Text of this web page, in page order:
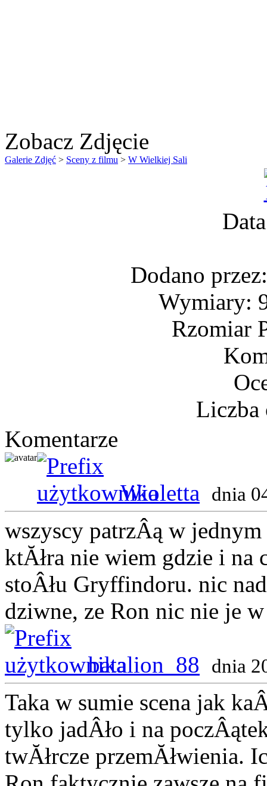
Zobacz Zdjęcie
Galerie Zdjęć > Sceny z filmu > W Wielkiej Sali
Dodano
Wymiary:
Rzomiar
Liczba
Komentarze
Wioletta dnia
wszyscy patrzÂą w
ktĂłra nie wiem gdzie i na
stoÂłu Gryffindoru. nic
dziwne, ze Ron nic nie je
batalion_88 dnia
Taka w sumie scena jak
tylko jadÂło i na
twĂłrcze przemĂłwienia.